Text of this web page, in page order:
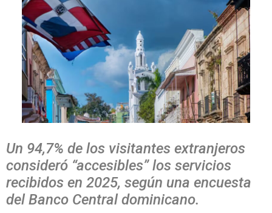
Un 94,7% de los visitantes extranjeros
consideró “accesibles” los servicios
recibidos en 2025, según una encuesta
del Banco Central dominicano.